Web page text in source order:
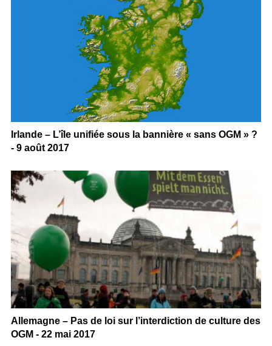
Irlande – L’île unifiée sous la bannière « sans OGM » ?
- 9 août 2017
Allemagne – Pas de loi sur l’interdiction de culture des
OGM - 22 mai 2017